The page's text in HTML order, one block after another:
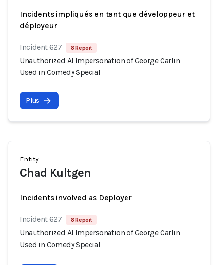
Incidents impliqués en tant que développeur et
déployeur
Incident 627 8 Report
Unauthorized AI Impersonation of George Carlin
Used in Comedy Special
Plus
Entity
Chad Kultgen
Incidents involved as Deployer
Incident 627 8 Report
Unauthorized AI Impersonation of George Carlin
Used in Comedy Special